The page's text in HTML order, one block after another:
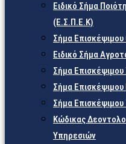
Ειδικό Σήμα
(Ε.Σ.Π.Ε.Κ)
Σήμα Επισκέψιμου
Ειδικό Σήμα
Σήμα
Σήμα Επισκέψιμου
Σήμα
Κώδικας
Υπηρεσιών